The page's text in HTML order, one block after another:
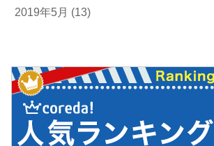
2019年5月 (13)